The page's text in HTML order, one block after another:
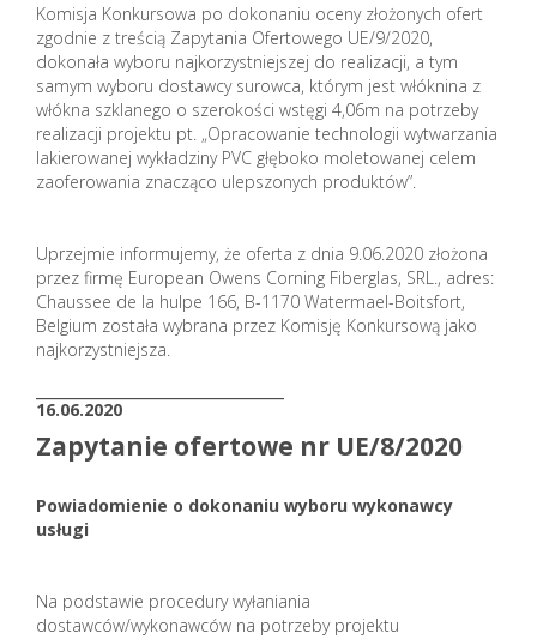
Komisja Konkursowa po dokonaniu oceny złożonych ofert
zgodnie z treścią Zapytania Ofertowego UE/9/2020,
dokonała wyboru najkorzystniejszej do realizacji, a tym
samym wyboru dostawcy surowca, którym jest włóknina z
włókna szklanego o szerokości wstęgi 4,06m na potrzeby
realizacji projektu pt. „Opracowanie technologii wytwarzania
lakierowanej wykładziny PVC głęboko moletowanej celem
zaoferowania znacząco ulepszonych produktów”.
Uprzejmie informujemy, że oferta z dnia 9.06.2020 złożona
przez firmę European Owens Corning Fiberglas, SRL., adres:
Chaussee de la hulpe 166, B-1170 Watermael-Boitsfort,
Belgium została wybrana przez Komisję Konkursową jako
najkorzystniejsza.
16.06.2020
Zapytanie ofertowe nr UE/8/2020
Powiadomienie o dokonaniu wyboru wykonawcy
usługi
Na podstawie procedury wyłaniania
dostawców/wykonawców na potrzeby projektu